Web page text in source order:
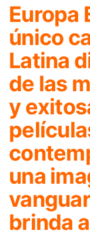
Europa
único
Latina
de las
y
una
brinda